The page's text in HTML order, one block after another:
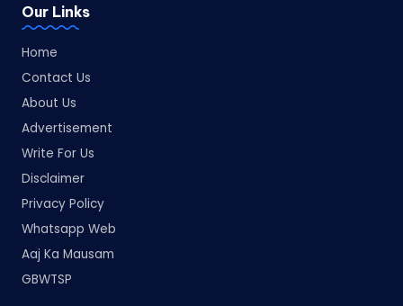
Our Links
Home
Contact Us
About Us
Advertisement
Write For Us
Disclaimer
Privacy Policy
Whatsapp Web
Aaj Ka Mausam
GBWTSP